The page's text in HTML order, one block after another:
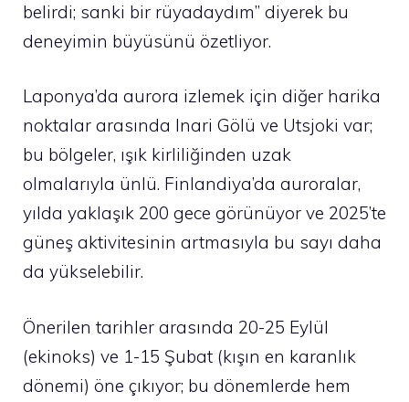
belirdi; sanki bir rüyadaydım” diyerek bu
deneyimin büyüsünü özetliyor.
Laponya’da aurora izlemek için diğer harika
noktalar arasında Inari Gölü ve Utsjoki var;
bu bölgeler, ışık kirliliğinden uzak
olmalarıyla ünlü. Finlandiya’da auroralar,
yılda yaklaşık 200 gece görünüyor ve 2025’te
güneş aktivitesinin artmasıyla bu sayı daha
da yükselebilir.
Önerilen tarihler arasında 20-25 Eylül
(ekinoks) ve 1-15 Şubat (kışın en karanlık
dönemi) öne çıkıyor; bu dönemlerde hem